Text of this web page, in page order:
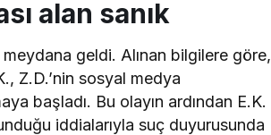
alan sanık
meydana geldi. Alınan bilgilere göre,
Z.D.’nin sosyal medya
başladı. Bu olayın ardından E.K.
iddialarıyla suç duyurusunda